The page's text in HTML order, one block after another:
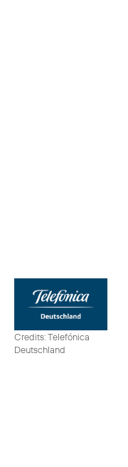
Credits: Telefónica
Deutschland